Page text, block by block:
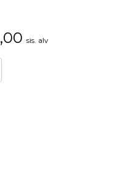
sis. alv